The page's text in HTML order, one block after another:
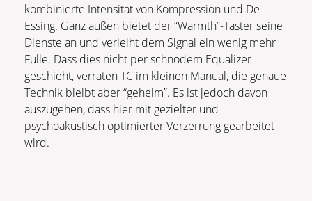
kombinierte Intensität von Kompression und De-
Essing. Ganz außen bietet der “Warmth”-Taster seine
Dienste an und verleiht dem Signal ein wenig mehr
Fülle. Dass dies nicht per schnödem Equalizer
geschieht, verraten TC im kleinen Manual, die genaue
Technik bleibt aber “geheim”. Es ist jedoch davon
auszugehen, dass hier mit gezielter und
psychoakustisch optimierter Verzerrung gearbeitet
wird.